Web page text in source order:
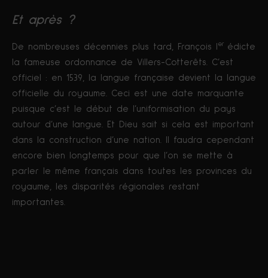
Et après ?
De nombreuses décennies plus tard, François I er édicte
la fameuse ordonnance de Villers-Cotterêts. C’est
officiel : en 1539, la langue française devient la langue
officielle du royaume. Ceci est une date marquante
puisque c’est le début de l’uniformisation du pays
autour d’une langue. Et Dieu sait si cela est important
dans la construction d’une nation. Il faudra cependant
encore bien longtemps pour que l’on se mette à
parler le même français dans toutes les provinces du
royaume, les disparités régionales restant
importantes.